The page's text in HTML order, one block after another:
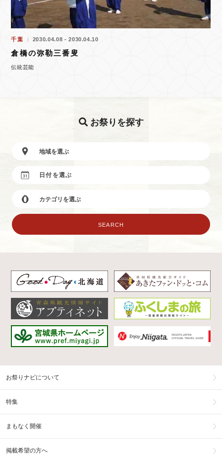
千葉 2030.04.08 - 2030.04.10
倉橋の弥勒三番叟
伝統芸能
お祭りを探す
お祭りナビについて
特集
まもなく開催
掲載希望の方へ